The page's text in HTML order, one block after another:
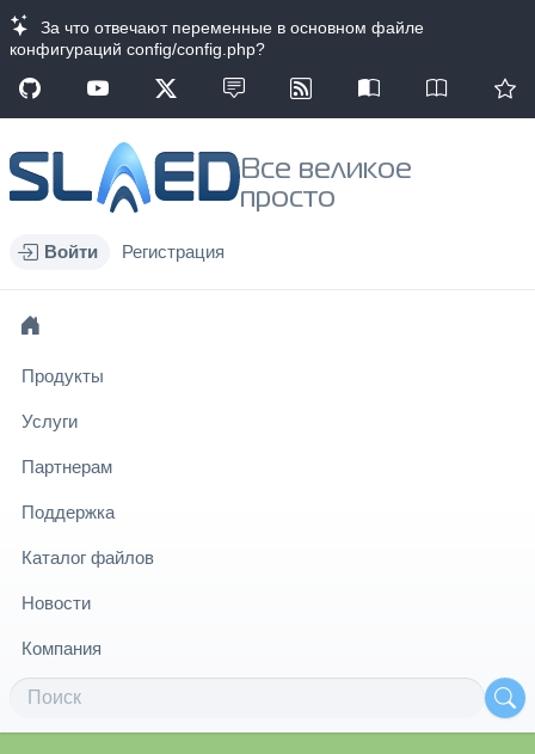
За что отвечают переменные в основном файле
конфигураций config/config.php?
Все великое
просто
Войти Регистрация
Продукты
Услуги
Партнерам
Поддержка
Каталог файлов
Новости
Компания